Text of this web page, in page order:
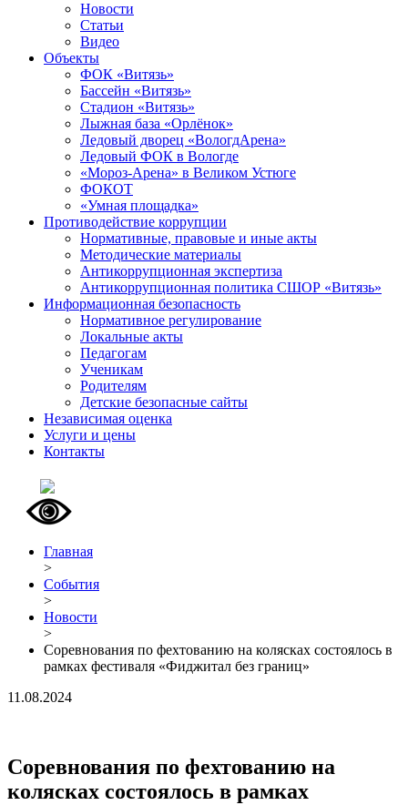
Новости
Статьи
Видео
Объекты
ФОК «Витязь»
Бассейн «Витязь»
Стадион «Витязь»
Лыжная база «Орлёнок»
Ледовый дворец «ВологдАрена»
Ледовый ФОК в Вологде
«Мороз-Арена» в Великом Устюге
ФОКОТ
«Умная площадка»
Противодействие коррупции
Нормативные, правовые и иные акты
Методические материалы
Антикоррупционная экспертиза
Антикоррупционная политика СШОР «Витязь»
Информационная безопасность
Нормативное регулирование
Локальные акты
Педагогам
Ученикам
Родителям
Детские безопасные сайты
Независимая оценка
Услуги и цены
Контакты
Главная
>
События
>
Новости
>
Соревнования по фехтованию на колясках состоялось в
рамках фестиваля «Фиджитал без границ»
11.08.2024
Соревнования по фехтованию на
колясках состоялось в рамках